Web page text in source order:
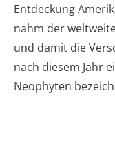
Entdeckung
nahm der
und damit die
nach diesem Jahr
Neophyten